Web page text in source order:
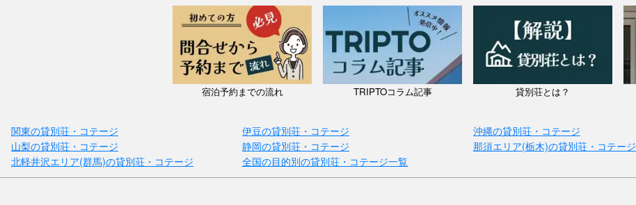
宿泊予約までの流れ TRIPTOコラム記事 貸別荘とは？
関東の貸別荘・コテージ 伊豆の貸別荘・コテージ 沖縄の貸別荘・コテージ
山梨の貸別荘・コテージ
静岡の貸別荘・コテージ 那須エリア(栃木)の貸別荘・コテージ
北軽井沢エリア(群馬)の貸別荘・コテージ
全国の目的別の貸別荘・コテージ一覧